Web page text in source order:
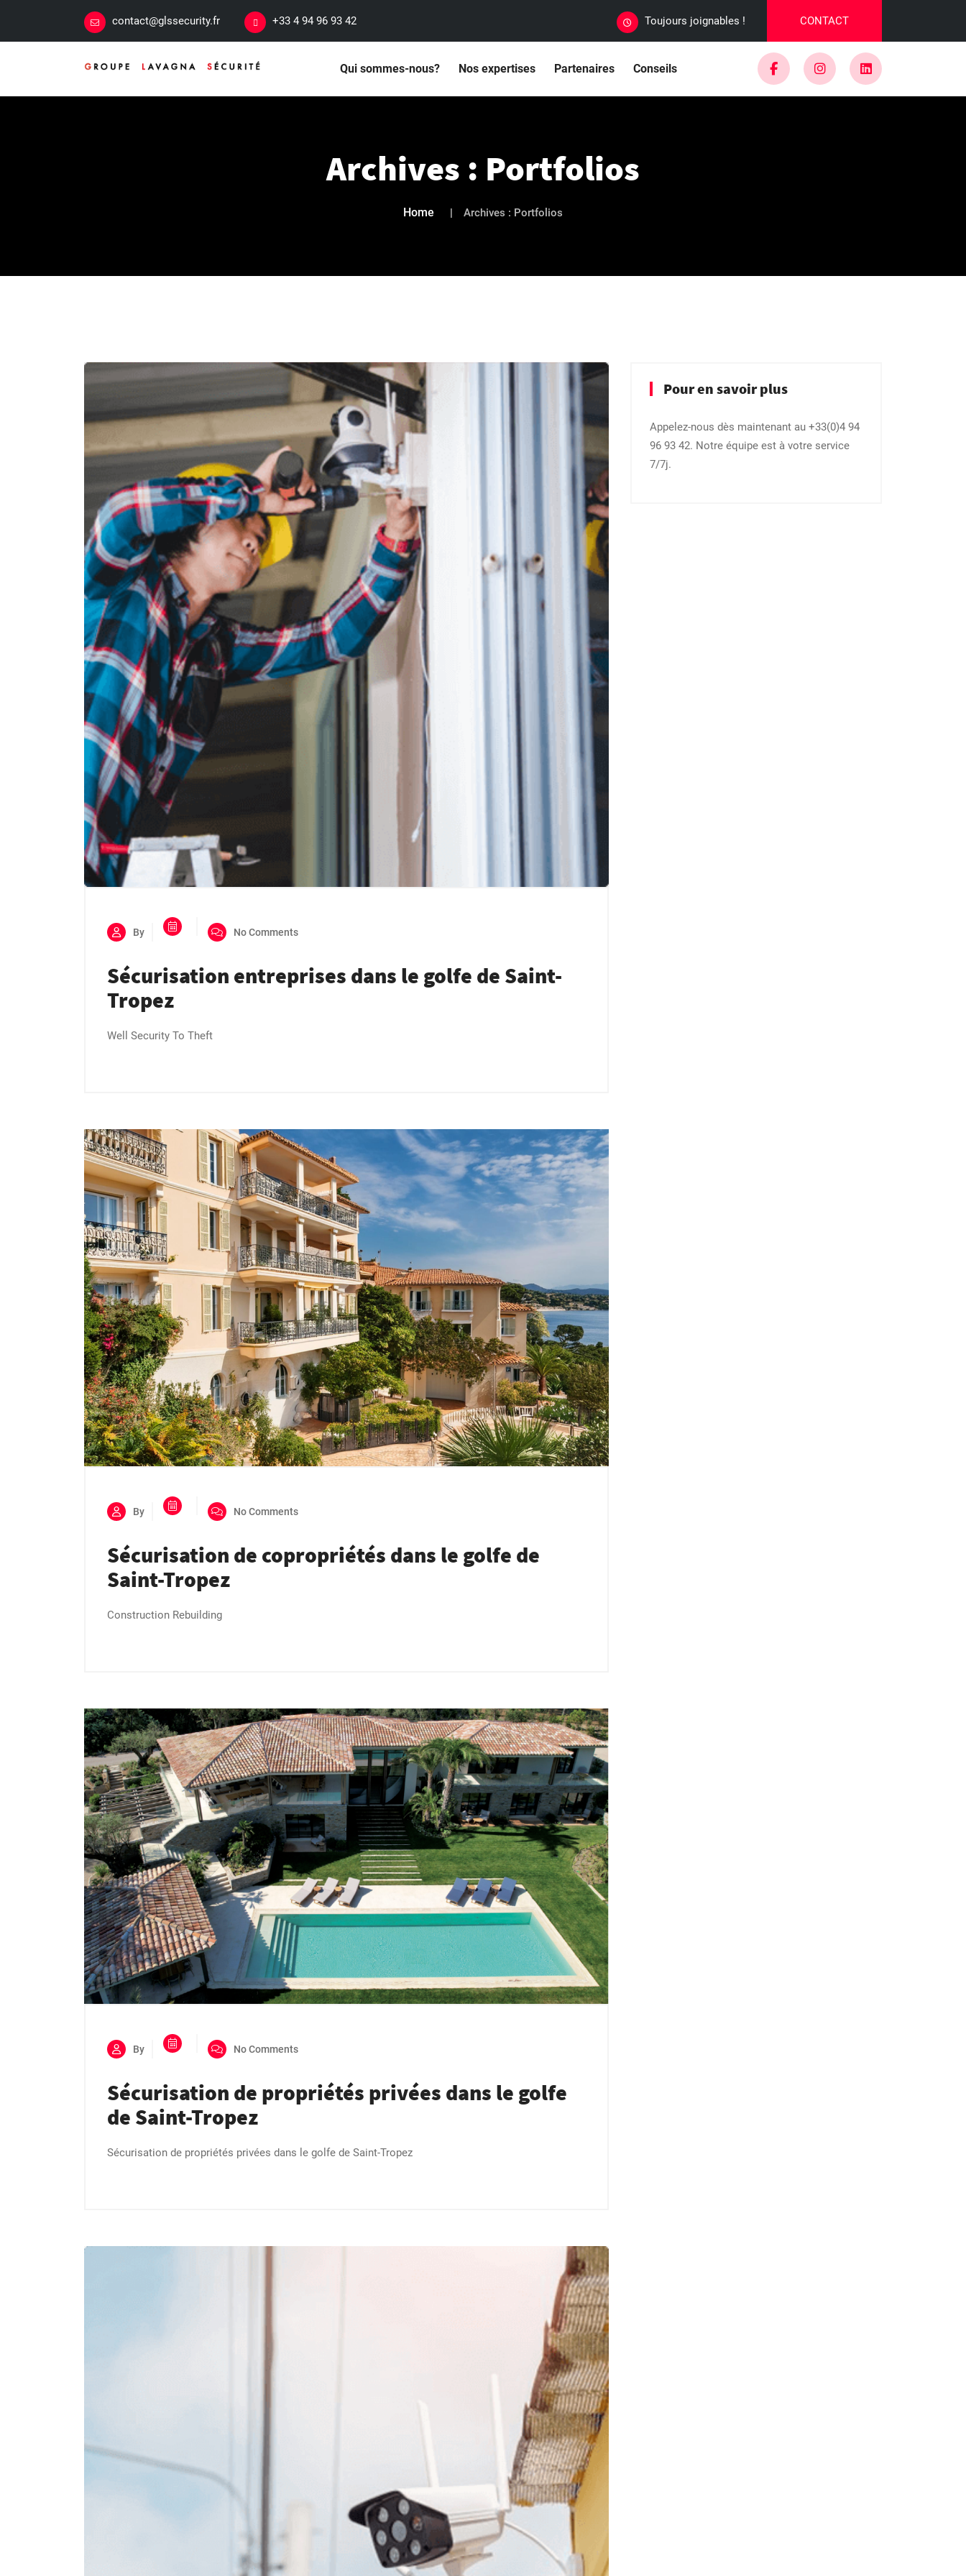
contact@glssecurity.fr +33 4 94 96 93 42 Toujours joignables ! CONTACT
Qui sommes-nous? Nos expertises Partenaires Conseils
Archives : Portfolios
Home Archives : Portfolios
By No Comments
Sécurisation entreprises dans le golfe de Saint-
Tropez
Well Security To Theft
By No Comments
Sécurisation de copropriétés dans le golfe de
Saint-Tropez
Construction Rebuilding
By No Comments
Sécurisation de propriétés privées dans le golfe
de Saint-Tropez
Sécurisation de propriétés privées dans le golfe de Saint-Tropez
Pour en savoir plus
Appelez-nous dès maintenant au +33(0)4 94
96 93 42. Notre équipe est à votre service
7/7j.